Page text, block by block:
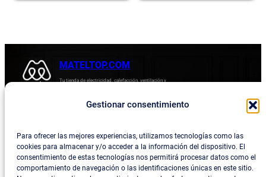
Gestionar consentimiento
Para ofrecer las mejores experiencias, utilizamos tecnologías como las
cookies para almacenar y/o acceder a la información del dispositivo. El
consentimiento de estas tecnologías nos permitirá procesar datos como el
comportamiento de navegación o las identificaciones únicas en este sitio.
MATELTOP.COM
Tu tienda de electricidad, calefacción, ventilación y
Blog
Privacidad
Política de devoluciones y reembolsos
Política de privacidad
Términos y condiciones